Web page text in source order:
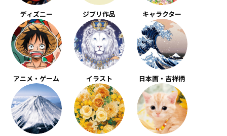
ディズニー ジブリ作品 キャラクター
アニメ・ゲーム イラスト 日本画・吉祥柄